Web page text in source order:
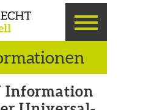
Information